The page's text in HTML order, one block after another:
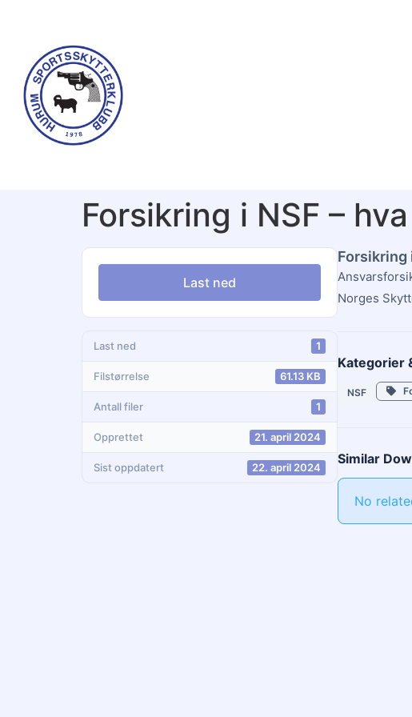
Forsikring i NSF –
Last ned
Last ned 1
Filstørrelse 61.13 KB
Antall filer 1
Opprettet 21. april 2024
Sist oppdatert 22. april 2024
Forsikring
Norges
Kategorier
NSF
Similar
No